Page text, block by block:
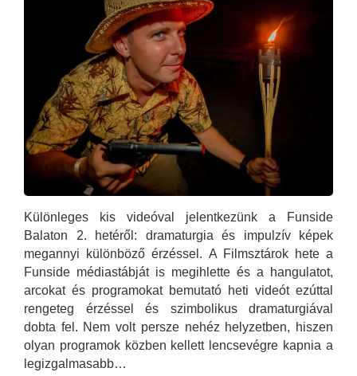
Különleges kis videóval jelentkezünk a Funside
Balaton 2. hetéről: dramaturgia és impulzív képek
megannyi különböző érzéssel. A Filmsztárok hete a
Funside médiastábját is megihlette és a hangulatot,
arcokat és programokat bemutató heti videót ezúttal
rengeteg érzéssel és szimbolikus dramaturgiával
dobta fel. Nem volt persze nehéz helyzetben, hiszen
olyan programok közben kellett lencsevégre kapnia a
legizgalmasabb…